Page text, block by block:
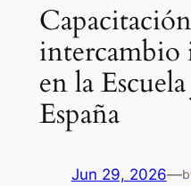
en la
España
Jun 29, 2026—